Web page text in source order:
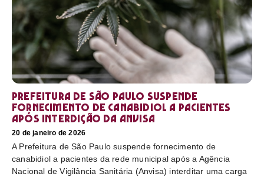
Prefeitura de São Paulo suspende
fornecimento de canabidiol a pacientes
após interdição da Anvisa
20 de janeiro de 2026
A Prefeitura de São Paulo suspende fornecimento de
canabidiol a pacientes da rede municipal após a Agência
Nacional de Vigilância Sanitária (Anvisa) interditar uma carga